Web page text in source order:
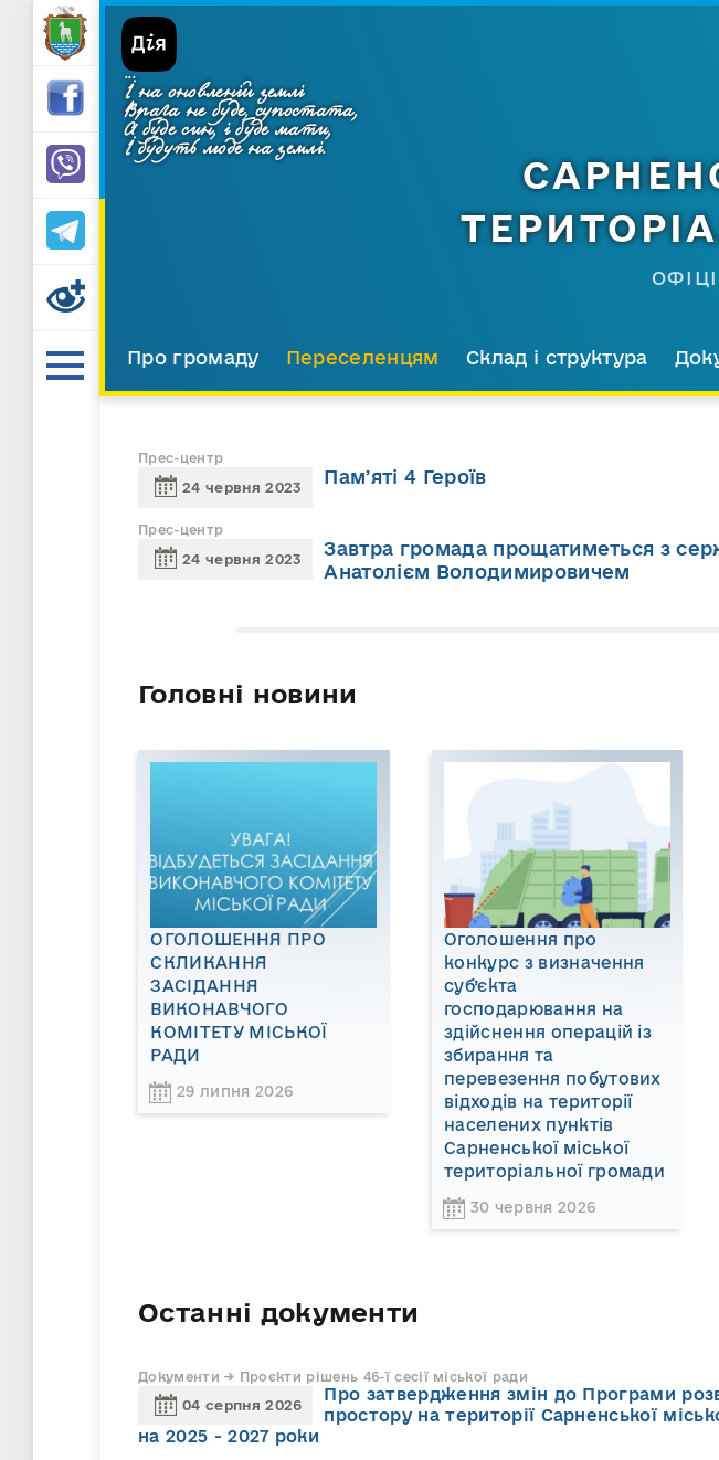
...
І на оновленій землі
Врага не буде, супостата,
А буде син, і буде мати,
І будуть люде на землі.
Про громаду Переселенцям Склад і структура
Прес-центр
24 червня 2023 Памʼяті 4 Героїв
Прес-центр
24 червня 2023
Завтра громада прощатиметься з
Анатолієм Володимировичем
Головні новини
ОГОЛОШЕННЯ ПРО
СКЛИКАННЯ
ЗАСІДАННЯ
ВИКОНАВЧОГО
КОМІТЕТУ МІСЬКОЇ
РАДИ
29 липня 2026
Оголошення про
конкурс з визначення
суб’єкта
господарювання на
здійснення операцій із
збирання та
перевезення побутових
відходів на території
населених пунктів
Сарненської міської
територіальної громади
30 червня 2026
Останні документи
Документи → Проєкти рішень 46-ї сесії міської ради
04 серпня 2026
Про затвердження змін до Програми
простору на території Сарненської
на 2025 - 2027 роки